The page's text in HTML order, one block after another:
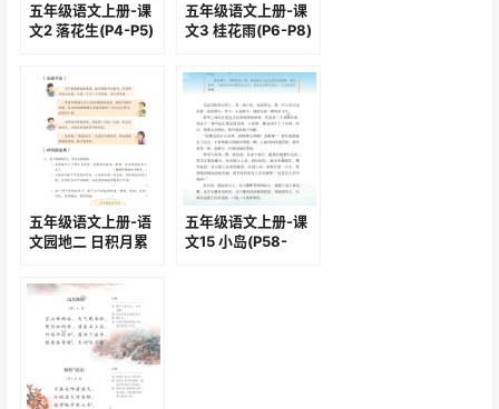
五年级语文上册-课
文2 落花生(P4-P5)
五年级语文上册-课
文3 桂花雨(P6-P8)
五年级语文上册-语
文园地二 日积月累
五年级语文上册-课
文15 小岛(P58-